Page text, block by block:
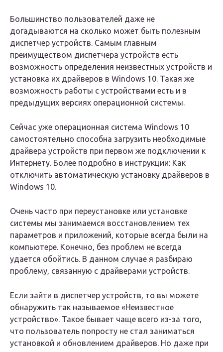
Большинство пользователей даже не
догадываются на сколько может быть полезным
диспетчер устройств. Самым главным
преимуществом диспетчера устройств есть
возможность определения неизвестных устройств и
установка их драйверов в Windows 10. Такая же
возможность работы с устройствами есть и в
предыдущих версиях операционной системы.
Сейчас уже операционная система Windows 10
самостоятельно способна загрузить необходимые
драйвера устройств при первом же подключении к
Интернету. Более подробно в инструкции: Как
отключить автоматическую установку драйверов в
Windows 10.
Очень часто при переустановке или установке
системы мы занимаемся восстановлением тех
параметров и приложений, которые всегда были на
компьютере. Конечно, без проблем не всегда
удается обойтись. В данном случае я разбираю
проблему, связанную с драйверами устройств.
Если зайти в диспетчер устройств, то вы можете
обнаружить так называемое «Неизвестное
устройство». Такое бывает чаще всего из-за того,
что пользователь попросту не стал заниматься
установкой и обновлением драйверов. Но даже при